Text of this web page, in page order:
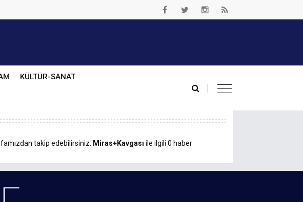
KÜLTÜR-SANAT
takip edebilirsiniz. Miras+Kavgası ile ilgili 0 haber